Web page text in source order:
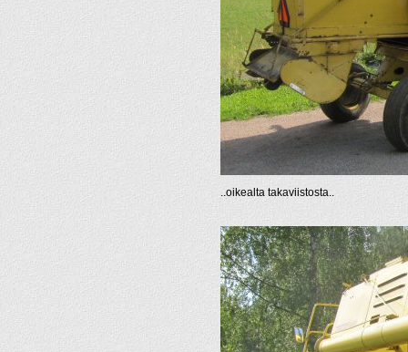
..oikealta takaviistosta..